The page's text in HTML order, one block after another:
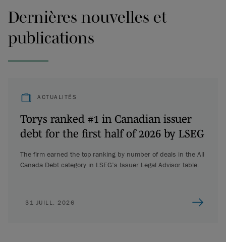
Dernières nouvelles et
publications
ACTUALITÉS
Torys ranked #1 in Canadian issuer
debt for the first half of 2026 by LSEG
The firm earned the top ranking by number of deals in the All
Canada Debt category in LSEG’s Issuer Legal Advisor table.
31 JUILL. 2026